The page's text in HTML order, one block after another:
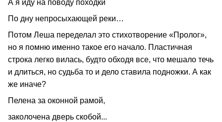
А я иду на поводу походки
По дну непросыхающей реки…
Потом Леша переделал это стихотворение «Пролог»,
но я помню именно такое его начало. Пластичная
строка легко вилась, будто обходя все, что мешало течь
и длиться, но судьба то и дело ставила подножки. А как
же иначе?
Пелена за оконной рамой,
заколочена дверь скобой...